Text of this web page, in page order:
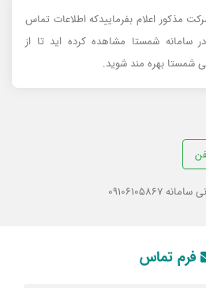
مذکور اعلام بفرماییدکه اطلاعات تماس
شمستا مشاهده کرده اید تا از
شمستا بهره مند شوید.
09106105867
فرم تماس